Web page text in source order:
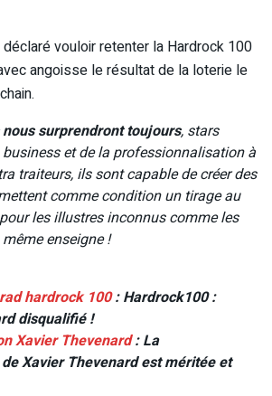
déclaré vouloir retenter la Hardrock 100
angoisse le résultat de la loterie le
surprendront toujours, stars
et de la professionnalisation à
traiteurs, ils sont capable de créer des
comme condition un tirage au
les illustres inconnus comme les
enseigne !
hardrock 100: Hardrock100 :
disqualifié !
Xavier Thevenard: La
Xavier Thevenard est méritée et